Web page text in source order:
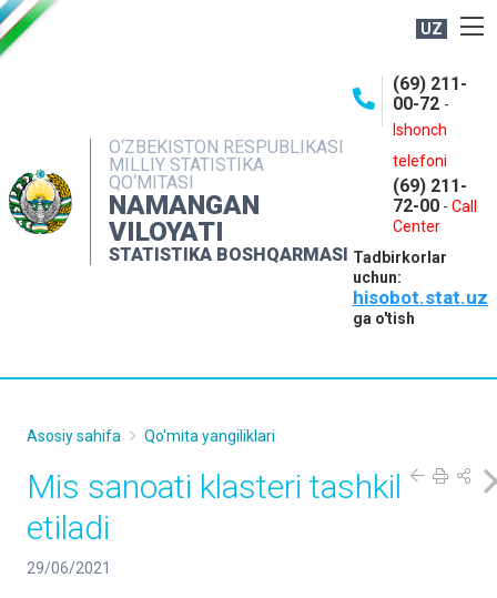
UZ
O‘ZBEKISTON RESPUBLIKASI
MILLIY STATISTIKA
QO‘MITASI
NAMANGAN
VILOYATI
STATISTIKA BOSHQARMASI
(69) 211-
00-72 -
Ishonch
telefoni
(69) 211-
72-00 - Call
Center
Tadbirkorlar
uchun:
hisobot.stat.uz
ga o'tish
NASHRLAR
INTERAKTIV XIZMATLAR
MATBUOT XIZMATI
MUROJAATLAR
Asosiy sahifa Qo'mita yangiliklari
Mis sanoati klasteri tashkil
etiladi
29/06/2021